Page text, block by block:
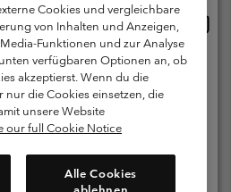
Verkaufsbedingungen
Garantie
des Mitglieder Programms
Inhalte
Impressum
& 14:00- 18:00 Uhr
Cookies und vergleichbare
von Inhalten und Anzeigen,
Funktionen und zur Analyse
verfügbaren Optionen an, ob
akzeptierst. Wenn du die
die Cookies einsetzen, die
unsere Website
our full Cookie Notice
Alle Cookies